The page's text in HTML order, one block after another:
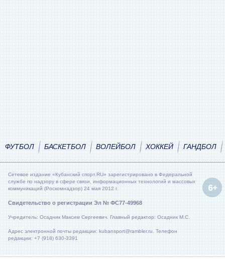
ФУТБОЛ БАСКЕТБОЛ ВОЛЕЙБОЛ ХОККЕЙ ГАНДБОЛ
Сетевое издание «Кубанский спорт.RU» зарегистрировано в Федеральной
службе по надзору в сфере связи, информационных технологий и массовых
коммуникаций (Роскомнадзор) 24 мая 2012 г.
Свидетельство о регистрации Эл № ФС77-49968
Учредитель: Осадник Максим Сергеевич. Главный редактор: Осадник М.С.
Адрес электронной почты редакции: kubansport@rambler.ru. Телефон
редакции: +7 (918) 630-3391